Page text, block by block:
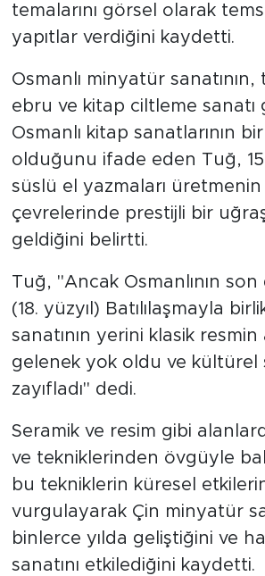
temalarını görsel olarak
yapıtlar verdiğini kaydetti.
Osmanlı minyatür
ebru ve kitap ciltleme sanatı
Osmanlı kitap sanatlarının
olduğunu ifade eden Tuğ,
süslü el yazmaları
çevrelerinde prestijli bir
geldiğini belirtti.
Tuğ, "Ancak Osmanlının
(18. yüzyıl) Batılılaşmayla
sanatının yerini klasik resmin
gelenek yok oldu ve kültürel
zayıfladı" dedi.
Seramik ve resim gibi
ve tekniklerinden övgüyle
bu tekniklerin küresel
vurgulayarak Çin minyatür
binlerce yılda geliştiğini ve
sanatını etkilediğini kaydetti.